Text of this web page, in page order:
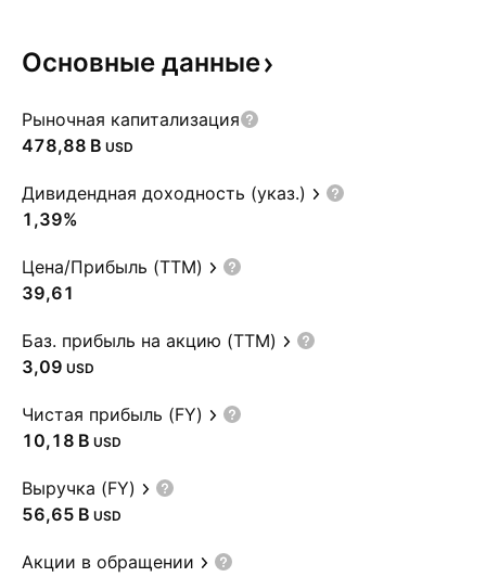
Основные данные
Рыночная капитализация
‪478,88 B‬ USD
Дивидендная доходность (указ.)
1,39%
Цена/Прибыль (TTM)
39,61
Баз. прибыль на акцию (TTM)
3,09 USD
Чистая прибыль (FY)
‪10,18 B‬ USD
Выручка (FY)
‪56,65 B‬ USD
Акции в обращении